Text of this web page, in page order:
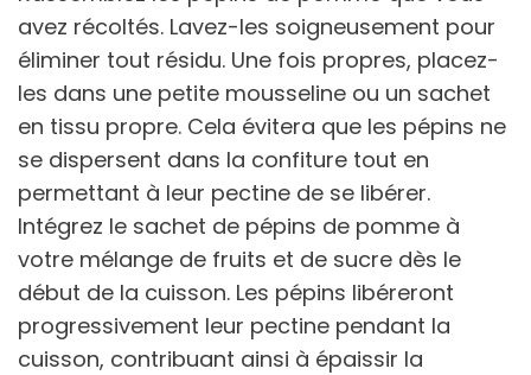
avez récoltés. Lavez-les soigneusement pour
éliminer tout résidu. Une fois propres, placez-
les dans une petite mousseline ou un sachet
en tissu propre. Cela évitera que les pépins ne
se dispersent dans la confiture tout en
permettant à leur pectine de se libérer.
Intégrez le sachet de pépins de pomme à
votre mélange de fruits et de sucre dès le
début de la cuisson. Les pépins libéreront
progressivement leur pectine pendant la
cuisson, contribuant ainsi à épaissir la